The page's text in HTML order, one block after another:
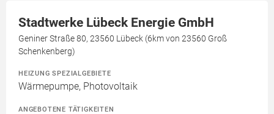
Stadtwerke Lübeck Energie GmbH
Geniner Straße 80, 23560 Lübeck (6km von 23560 Groß
Schenkenberg)
HEIZUNG SPEZIALGEBIETE
Wärmepumpe, Photovoltaik
ANGEBOTENE TÄTIGKEITEN